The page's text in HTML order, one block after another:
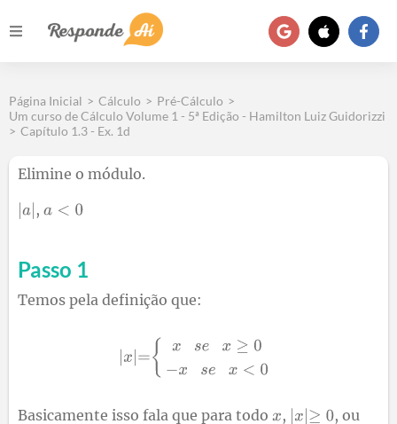
Página Inicial > Cálculo > Pré-Cálculo >
Um curso de Cálculo Volume 1 - 5ª Edição - Hamilton Luiz Guidorizzi
> Capítulo 1.3 - Ex. 1d
Elimine o módulo.
,
Passo 1
Temos pela definição que:
Basicamente isso fala que para todo ,
, ou